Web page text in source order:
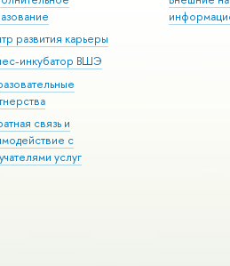
развития карьеры
инкубатор ВШЭ
связь и
с
услуг